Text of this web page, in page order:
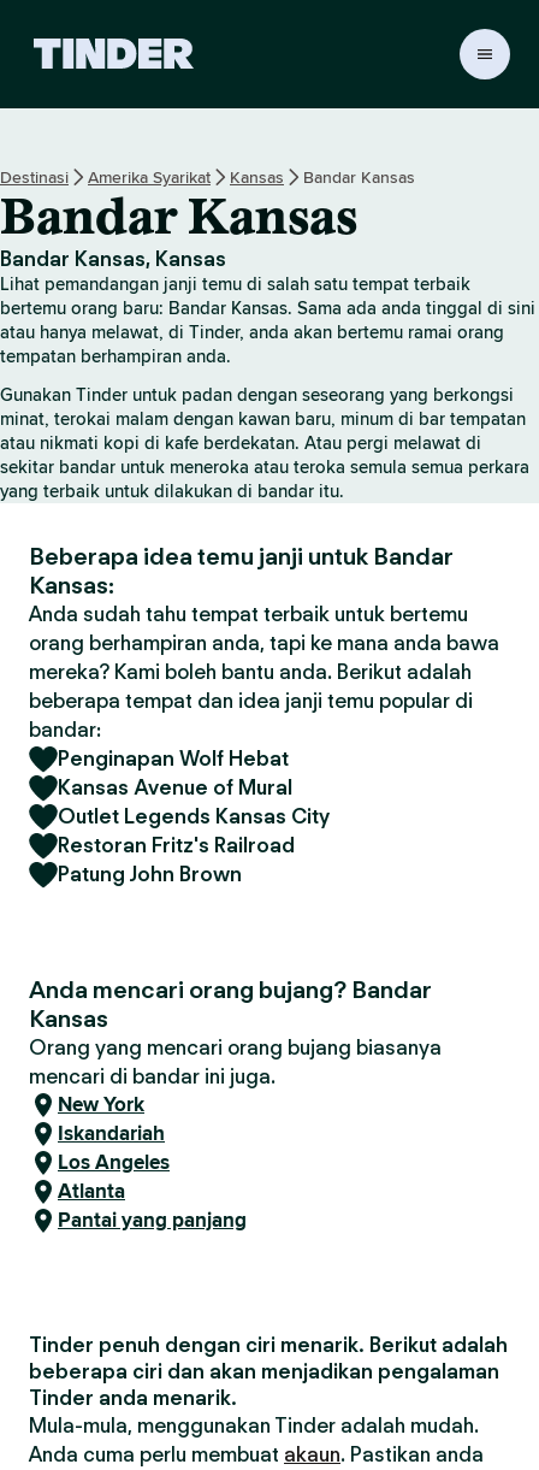
a
n
U
t
a
m
a
T
n
d
e
r
Destinasi Amerika Syarikat Kansas Bandar Kansas
Bandar Kansas
Bandar Kansas, Kansas
Lihat pemandangan janji temu di salah satu tempat terbaik
bertemu orang baru: Bandar Kansas. Sama ada anda tinggal di sini
atau hanya melawat, di Tinder, anda akan bertemu ramai orang
tempatan berhampiran anda.
Gunakan Tinder untuk padan dengan seseorang yang berkongsi
minat, terokai malam dengan kawan baru, minum di bar tempatan
atau nikmati kopi di kafe berdekatan. Atau pergi melawat di
sekitar bandar untuk meneroka atau teroka semula semua perkara
yang terbaik untuk dilakukan di bandar itu.
Beberapa idea temu janji untuk Bandar
Kansas:
Anda sudah tahu tempat terbaik untuk bertemu
orang berhampiran anda, tapi ke mana anda bawa
mereka? Kami boleh bantu anda. Berikut adalah
beberapa tempat dan idea janji temu popular di
bandar:
Penginapan Wolf Hebat
Kansas Avenue of Mural
Outlet Legends Kansas City
Restoran Fritz's Railroad
Patung John Brown
Anda mencari orang bujang? Bandar
Kansas
Orang yang mencari orang bujang biasanya
mencari di bandar ini juga.
New York
Iskandariah
Los Angeles
Atlanta
Pantai yang panjang
Tinder penuh dengan ciri menarik. Berikut adalah
beberapa ciri dan akan menjadikan pengalaman
Tinder anda menarik.
Mula-mula, menggunakan Tinder adalah mudah.
Anda cuma perlu membuat akaun. Pastikan anda